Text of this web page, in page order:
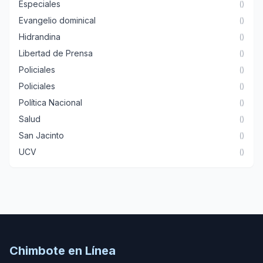
Especiales ()
Evangelio dominical ()
Hidrandina ()
Libertad de Prensa ()
Policiales ()
Policiales ()
Política Nacional ()
Salud ()
San Jacinto ()
UCV ()
Chimbote en Línea